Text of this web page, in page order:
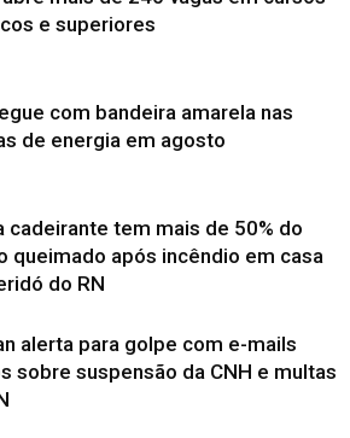
e superiores
com bandeira amarela nas
de energia em agosto
cadeirante tem mais de 50% do
queimado após incêndio em casa
do RN
alerta para golpe com e-mails
sobre suspensão da CNH e multas